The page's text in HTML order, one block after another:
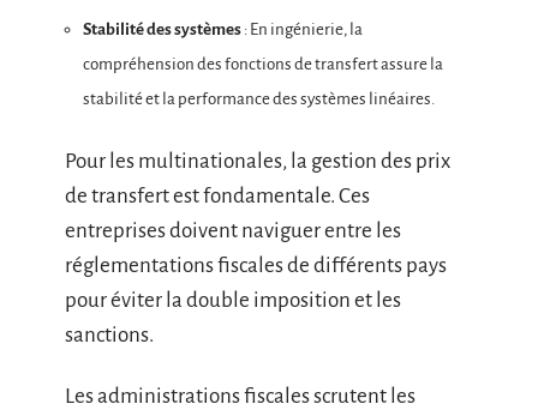
Stabilité des systèmes : En ingénierie, la
compréhension des fonctions de transfert assure la
stabilité et la performance des systèmes linéaires.
Pour les multinationales, la gestion des prix
de transfert est fondamentale. Ces
entreprises doivent naviguer entre les
réglementations fiscales de différents pays
pour éviter la double imposition et les
sanctions.
Les administrations fiscales scrutent les